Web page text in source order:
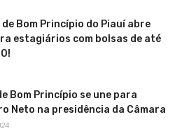
Bom Princípio do Piauí abre
estagiários com bolsas de até
Bom Princípio se une para
Neto na presidência da Câmara